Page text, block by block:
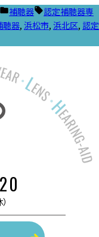
カ
テ
補聴器
タ
グ:
認定補聴器専
聴器, 浜松市, 浜北区, 認定